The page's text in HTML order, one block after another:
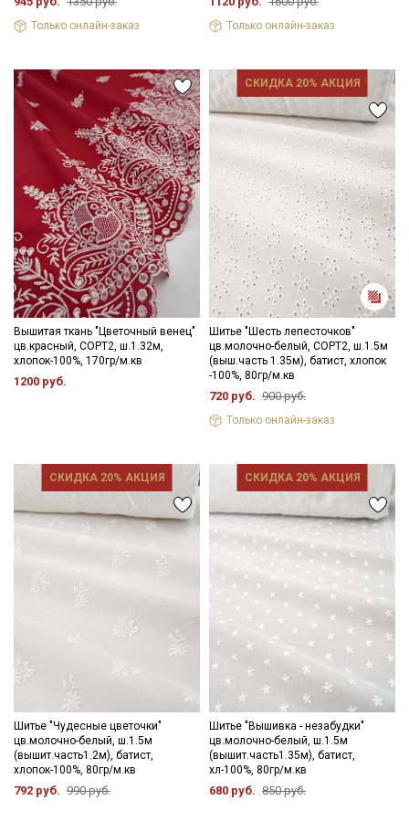
Только онлайн-заказ Только онлайн-заказ
Вышитая ткань "Цветочный венец"
цв.красный, СОРТ2, ш.1.32м,
хлопок-100%, 170гр/м.кв
1200 руб.
СКИДКА 20% АКЦИЯ
Шитье "Шесть лепесточков"
цв.молочно-белый, СОРТ2, ш.1.5м
(выш.часть 1.35м), батист, хлопок
-100%, 80гр/м.кв
720 руб. 900 руб.
Только онлайн-заказ
СКИДКА 20% АКЦИЯ
Шитье "Чудесные цветочки"
цв.молочно-белый, ш.1.5м
(вышит.часть1.2м), батист,
хлопок-100%, 80гр/м.кв
792 руб. 990 руб.
СКИДКА 20% АКЦИЯ
Шитье "Вышивка - незабудки"
цв.молочно-белый, ш.1.5м
(вышит.часть1.35м), батист,
хл-100%, 80гр/м.кв
680 руб. 850 руб.
Подписаться
Ознакомлен(а) сПолитикой обработки персональных
данных
и даюСогласие на обработку персональных
данных
ДаюСогласие на получение рекламных и
информационных рассылок